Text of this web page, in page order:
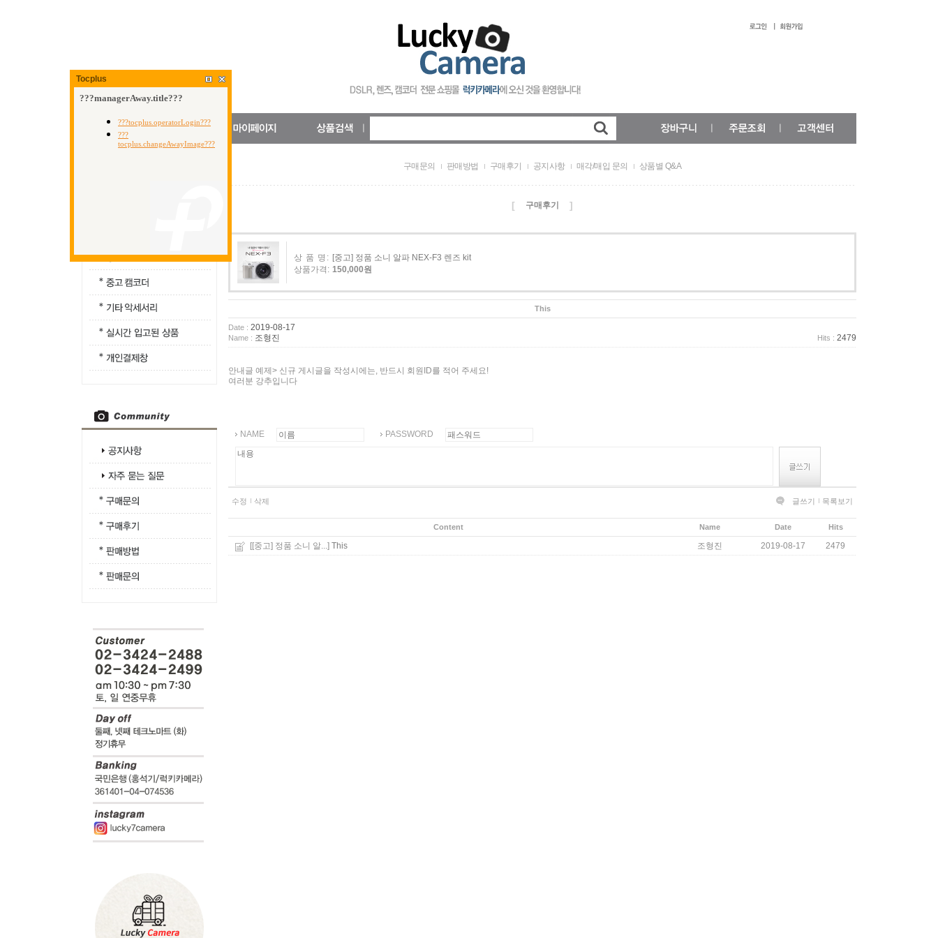
구매문의 판매방법 구매후기 공지사항 매각/매입 문의 상품별 Q&A
[ 구매후기 ]
상 품 명: [중고] 정품 소니 알파 NEX-F3 렌즈 kit
상품가격: 150,000원
This
Date : 2019-08-17
Name : 조형진 Hits : 2479
안내글 예제> 신규 게시글을 작성시에는, 반드시 회원ID를 적어 주세요!
여러분 강추입니다
NAME PASSWORD
수정 삭제 글쓰기 목록보기
Content Name Date Hits
[[중고] 정품 소니 알...] This 조형진 2019-08-17 2479
Tocplus